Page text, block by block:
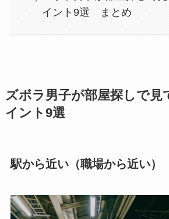
イント9選 まとめ
ズボラ男子が部屋探しで見
イント9選
駅から近い（職場から近い）